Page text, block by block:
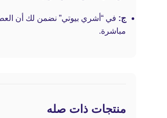
ج:
مباشرة.
منتجات ذات صله